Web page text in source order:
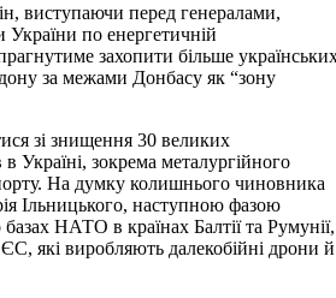
виступаючи перед генералами,
України по енергетичній
захопити більше
за межами Донбасу як “зону
зі знищення 30 великих
Україні, зокрема металургійного
На думку колишнього чиновника
Ільницького, наступною фазою
НАТО в країнах Балтії та Румунії,
які виробляють далекобійні дрони й